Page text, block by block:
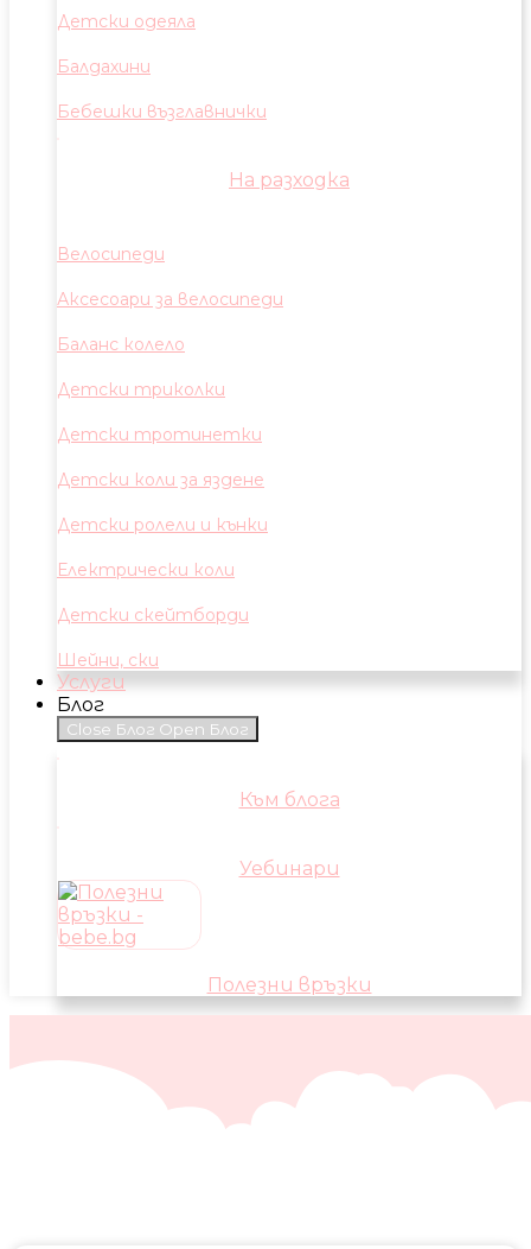
Детски одеяла
Балдахини
Бебешки възглавнички
На разходка
Велосипеди
Аксесоари за велосипеди
Баланс колело
Детски триколки
Детски тротинетки
Детски коли за яздене
Детски ролели и кънки
Електрически коли
Детски скейтборди
Шейни, ски
Услуги
Блог
Close Блог Open Блог
Към блога
Уебинари
Полезни връзки